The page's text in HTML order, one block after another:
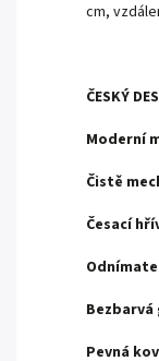
cm,
ČESKÝ
Moderní
Čistě
Česací
Bezbarvá
Pevná